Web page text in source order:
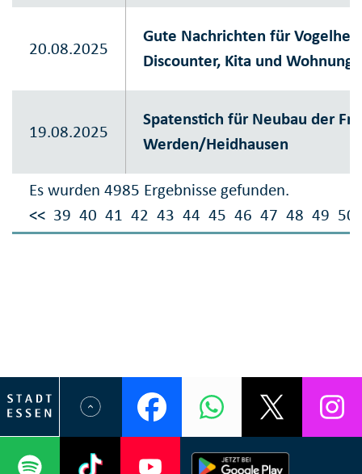
Es wurden 4985 Ergebnisse gefunden.
<< 39 40 41 42 43 44 45 46 47 48 49 50
20.08.2025
Gute Nachrichten für
Discounter, Kita und
19.08.2025
Spatenstich für Neubau der
Werden/Heidhausen